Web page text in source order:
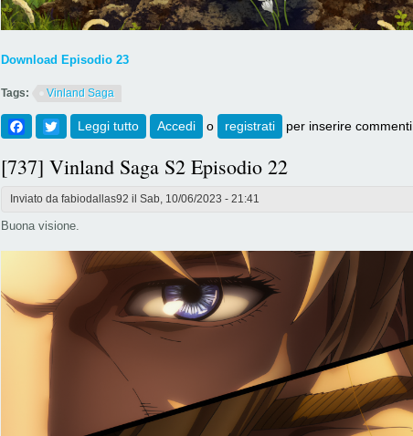
Download Episodio 23
Tags: Vinland Saga
Facebook
Twitter
Leggi tutto su [738] Vinland Saga S2 Episodio 23
Accedi o registrati per inserire commenti.
[737] Vinland Saga S2 Episodio 22
Inviato da fabiodallas92 il Sab, 10/06/2023 - 21:41
Buona visione.